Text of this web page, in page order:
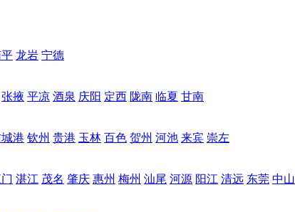
龙岩 宁德
张掖 平凉 酒泉 庆阳 定西 陇南 临夏 甘南
城港 钦州 贵港 玉林 百色 贺州 河池 来宾 崇左
湛江 茂名 肇庆 惠州 梅州 汕尾 河源 阳江 清远 东莞 中山